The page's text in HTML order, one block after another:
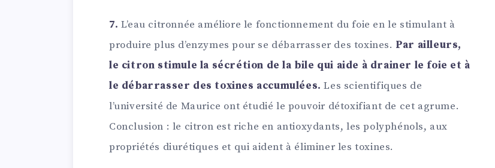
7. L’eau citronnée améliore le fonctionnement du foie en le stimulant à
produire plus d’enzymes pour se débarrasser des toxines. Par ailleurs,
le citron stimule la sécrétion de la bile qui aide à drainer le foie et à
le débarrasser des toxines accumulées. Les scientifiques de
l’université de Maurice ont étudié le pouvoir détoxifiant de cet agrume.
Conclusion : le citron est riche en antioxydants, les polyphénols, aux
propriétés diurétiques et qui aident à éliminer les toxines.